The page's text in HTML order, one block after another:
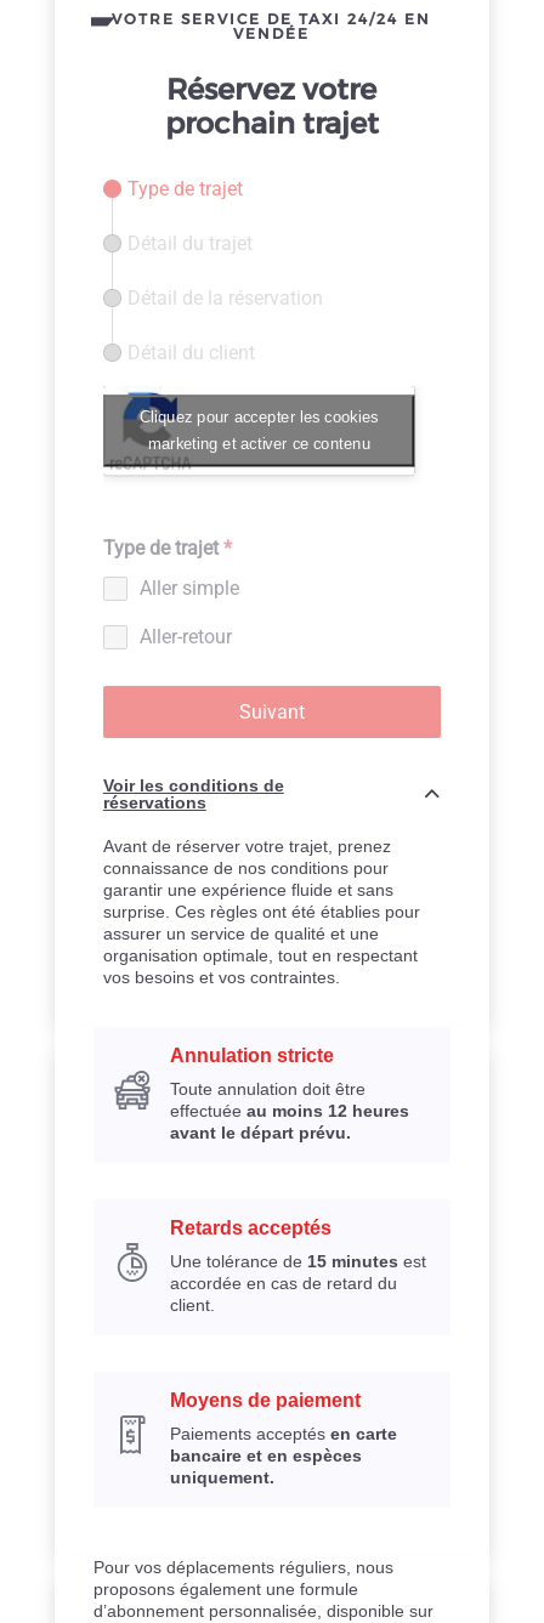
VOTRE SERVICE DE TAXI 24/24 EN
VENDÉE
Réservez votre
prochain trajet
Type de trajet
Détail du trajet
Détail de la réservation
Détail du client
Cliquez pour accepter les cookies
marketing et activer ce contenu
Type de trajet*
Aller simple
Aller-retour
Suivant
Voir les conditions de
réservations
Avant de réserver votre trajet, prenez
connaissance de nos conditions pour
garantir une expérience fluide et sans
surprise. Ces règles ont été établies pour
assurer un service de qualité et une
organisation optimale, tout en respectant
vos besoins et vos contraintes.
Annulation stricte
Toute annulation doit être
effectuée au moins 12 heures
avant le départ prévu.
Retards acceptés
Une tolérance de 15 minutes est
accordée en cas de retard du
client.
Moyens de paiement
Paiements acceptés en carte
bancaire et en espèces
uniquement.
Pour vos déplacements réguliers, nous
proposons également une formule
d’abonnement personnalisée, disponible sur